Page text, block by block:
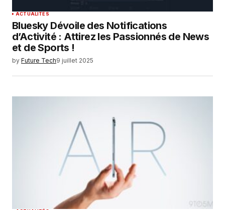
ACTUALITÉS
Bluesky Dévoile des Notifications
d’Activité : Attirez les Passionnés de News
et de Sports !
by Future Tech9 juillet 2025